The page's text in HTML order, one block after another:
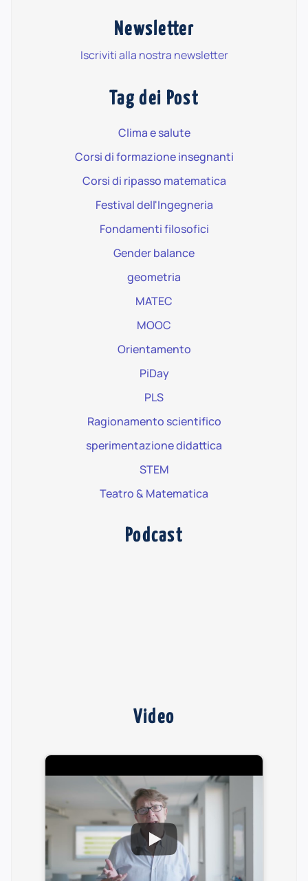
Newsletter
Iscriviti alla nostra newsletter
Tag dei Post
Clima e salute
Corsi di formazione insegnanti
Corsi di ripasso matematica
Festival dell'Ingegneria
Fondamenti filosofici
Gender balance
geometria
MATEC
MOOC
Orientamento
PiDay
PLS
Ragionamento scientifico
sperimentazione didattica
STEM
Teatro & Matematica
Podcast
Video